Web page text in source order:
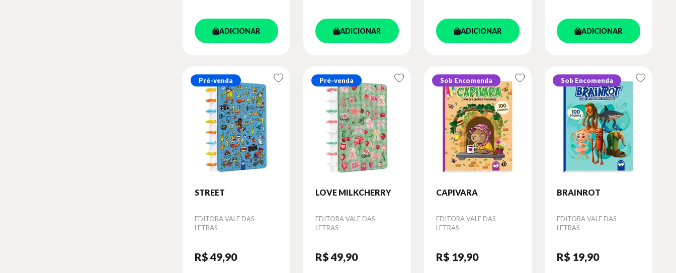
ADICIONAR ADICIONAR ADICIONAR ADICIONAR
Pré-venda
STREET
Autor
EDITORA VALE DAS
LETRAS
R$ 49,90
Pré-venda
LOVE MILKCHERRY
Autor
EDITORA VALE DAS
LETRAS
R$ 49,90
Sob Encomenda
CAPIVARA
Autor
EDITORA VALE DAS
LETRAS
R$ 19,90
Sob Encomenda
BRAINROT
Autor
EDITORA VALE DAS
LETRAS
R$ 19,90